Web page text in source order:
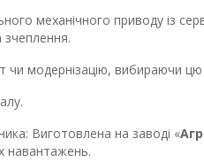
механічного приводу із
модернізацію, вибираючи
Виготовлена ​​на заводі «
навантажень.